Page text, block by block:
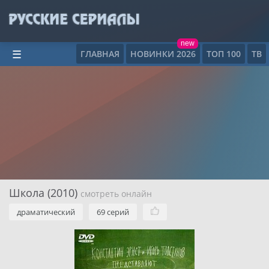
ГЛАВНАЯ НОВИНКИ 2026
new
ТОП 100 ТВ
☰
Школа (2010) смотреть онлайн
драматический 69 серий